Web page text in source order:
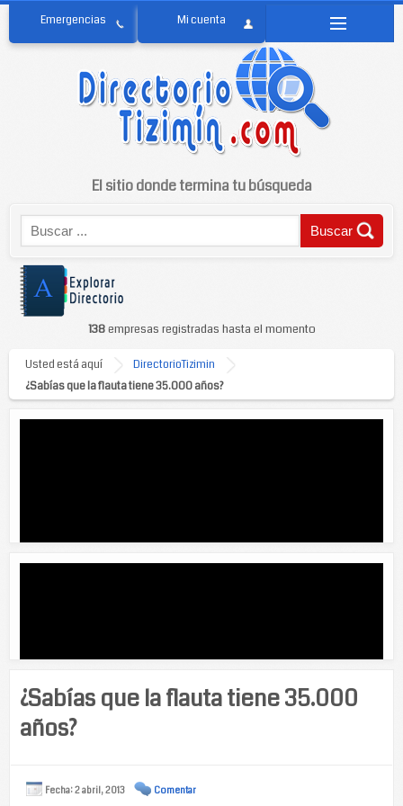
El sitio donde termina tu búsqueda
138empresas registradas hasta el momento
Usted está aquí
DirectorioTizimin
¿Sabías que la flauta tiene 35.000 años?
¿Sabías que la flauta tiene 35.000
años?
Fecha: 2 abril, 2013 Comentar